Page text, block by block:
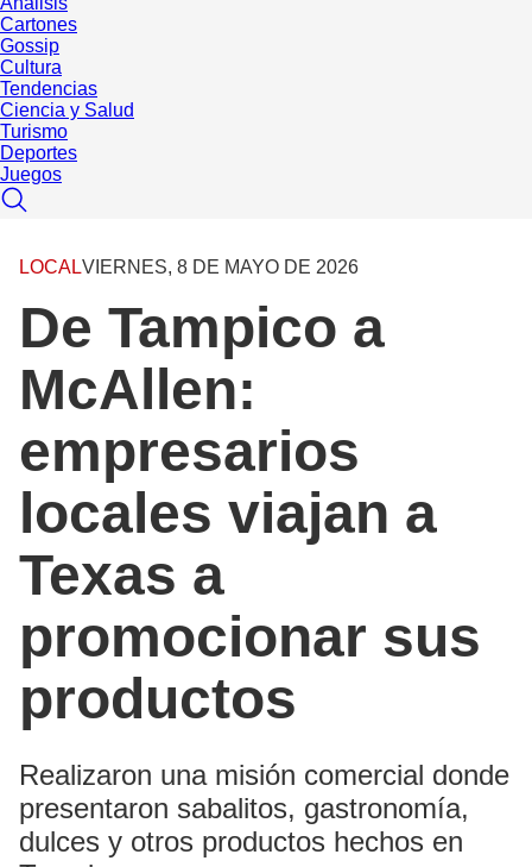
Cartones
Gossip
Cultura
Tendencias
Ciencia y Salud
Turismo
Deportes
Juegos
LOCALVIERNES, 8 DE MAYO DE 2026
De Tampico a
McAllen:
empresarios
locales viajan a
Texas a
promocionar sus
productos
Realizaron una misión comercial donde
presentaron sabalitos, gastronomía,
dulces y otros productos hechos en